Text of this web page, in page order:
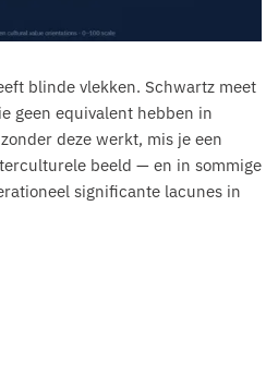
blinde vlekken. Schwartz meet
geen equivalent hebben in
deze werkt, mis je een
beeld — en in sommige
significante lacunes in